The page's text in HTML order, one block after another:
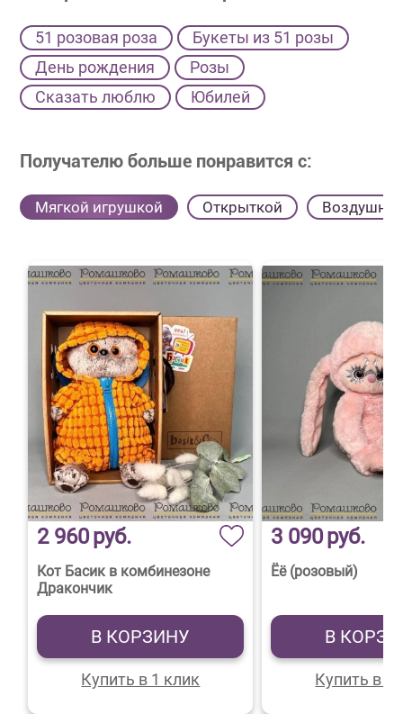
51 розовая роза
Букеты из 51 розы
День рождения
Розы
Сказать люблю
Юбилей
Получателю больше понравится с:
Мягкой игрушкой Открыткой
2 960руб.
Кот Басик в комбинезоне
Дракончик
В КОРЗИНУ
Купить в 1 клик
3 090руб.
Ёё (розовый)
В
Купить в 1